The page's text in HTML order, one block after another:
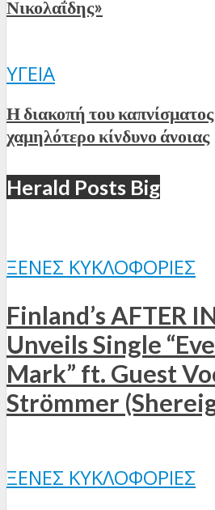
Νικολαΐδης»
ΥΓΕΊΑ
Η διακοπή του καπνίσματος
χαμηλότερο κίνδυνο άνοιας
Herald Posts Big
ΞΈΝΕΣ ΚΥΚΛΟΦΟΡΊΕΣ
Finland’s AFTER
Unveils Single
Mark” ft. Guest
Strömmer
ΞΈΝΕΣ ΚΥΚΛΟΦΟΡΊΕΣ